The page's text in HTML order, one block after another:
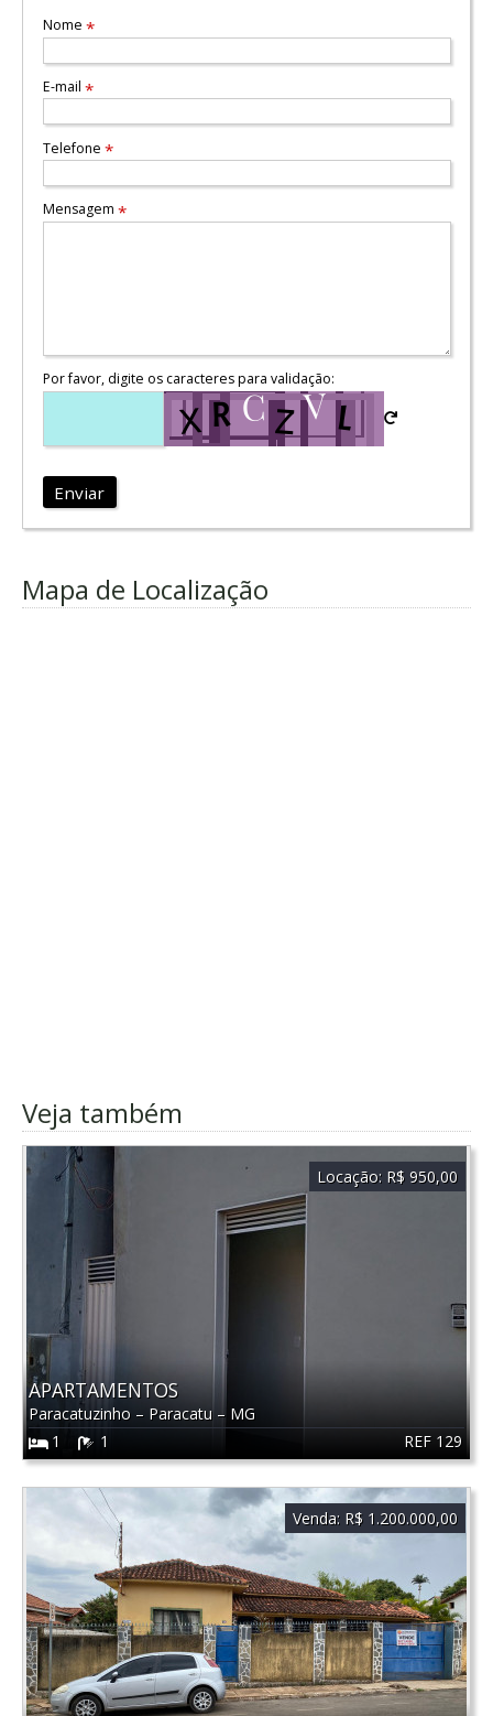
Nome *
E-mail *
Telefone *
Mensagem *
Por favor, digite os caracteres para validação:
Enviar
Mapa de Localização
Veja também
REF 129
APARTAMENTOS
Paracatuzinho – Paracatu – MG
1
1
Locação: R$ 950,00
Venda: R$ 1.200.000,00